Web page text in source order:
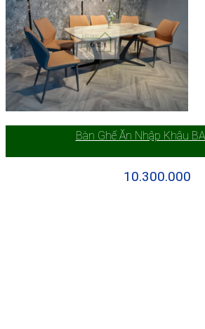
Bàn Ghế Ăn Nhập Khâu
10.300.000